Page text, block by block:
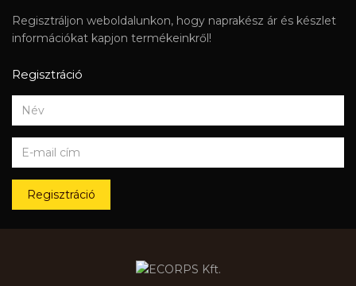
Regisztráljon weboldalunkon, hogy naprakész ár és készlet
információkat kapjon termékeinkről!
Regisztráció
Regisztráció